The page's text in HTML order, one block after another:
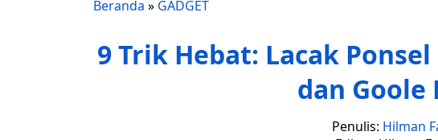
Beranda » GADGET
9 Trik Hebat: Lacak
dan Goole
Penulis: Hilman